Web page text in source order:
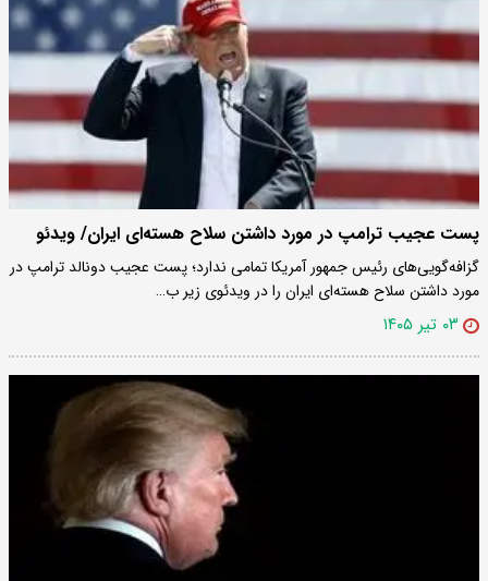
پست عجیب ترامپ در مورد داشتن سلاح هسته‌ای ایران/ ویدئو
گزافه‌گویی‌های رئیس جمهور آمریکا تمامی ندارد؛ پست عجیب دونالد ترامپ در
مورد داشتن سلاح هسته‌ای ایران را در ویدئوی زیر ب…
۰۳ تیر ۱۴۰۵